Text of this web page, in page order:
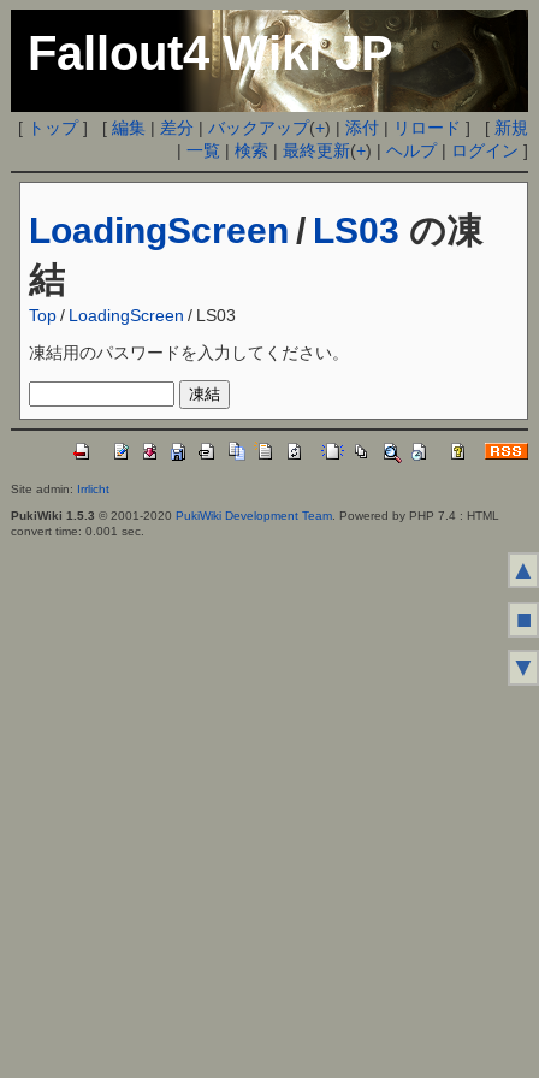
Fallout4 Wiki JP
[ トップ] [編集 | 差分 |バックアップ(+) |添付 | リロード ] [ 新規
|一覧 |検索 |最終更新(+) |ヘルプ| ログイン ]
LoadingScreen / LS03 の凍
結
Top / LoadingScreen / LS03
凍結用のパスワードを入力してください。
Site admin: Irrlicht
PukiWiki 1.5.3 © 2001-2020 PukiWiki Development Team. Powered by PHP 7.4 : HTML
convert time: 0.001 sec.
▲
■
▼